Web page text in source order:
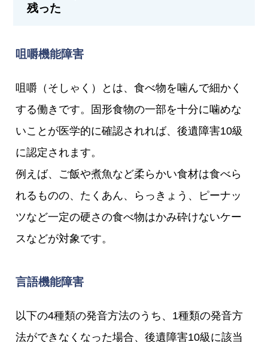
残った
咀嚼機能障害
咀嚼（そしゃく）とは、食べ物を噛んで細かく
する働きです。固形食物の一部を十分に噛めな
いことが医学的に確認されれば、後遺障害10級
に認定されます。
例えば、ご飯や煮魚など柔らかい食材は食べら
れるものの、たくあん、らっきょう、ピーナッ
ツなど一定の硬さの食べ物はかみ砕けないケー
スなどが対象です。
言語機能障害
以下の4種類の発音方法のうち、1種類の発音方
法ができなくなった場合、後遺障害10級に該当